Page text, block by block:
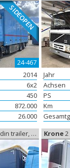
SIDEOPEN
24-467
2014
6x2
450
872.000
26.000
Jahr
Achsen
PS
Km
Gardine Krone2